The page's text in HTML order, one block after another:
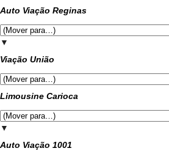
Auto Viação Reginas
▼
Viação União
Limousine Carioca
▼
Auto Viação 1001